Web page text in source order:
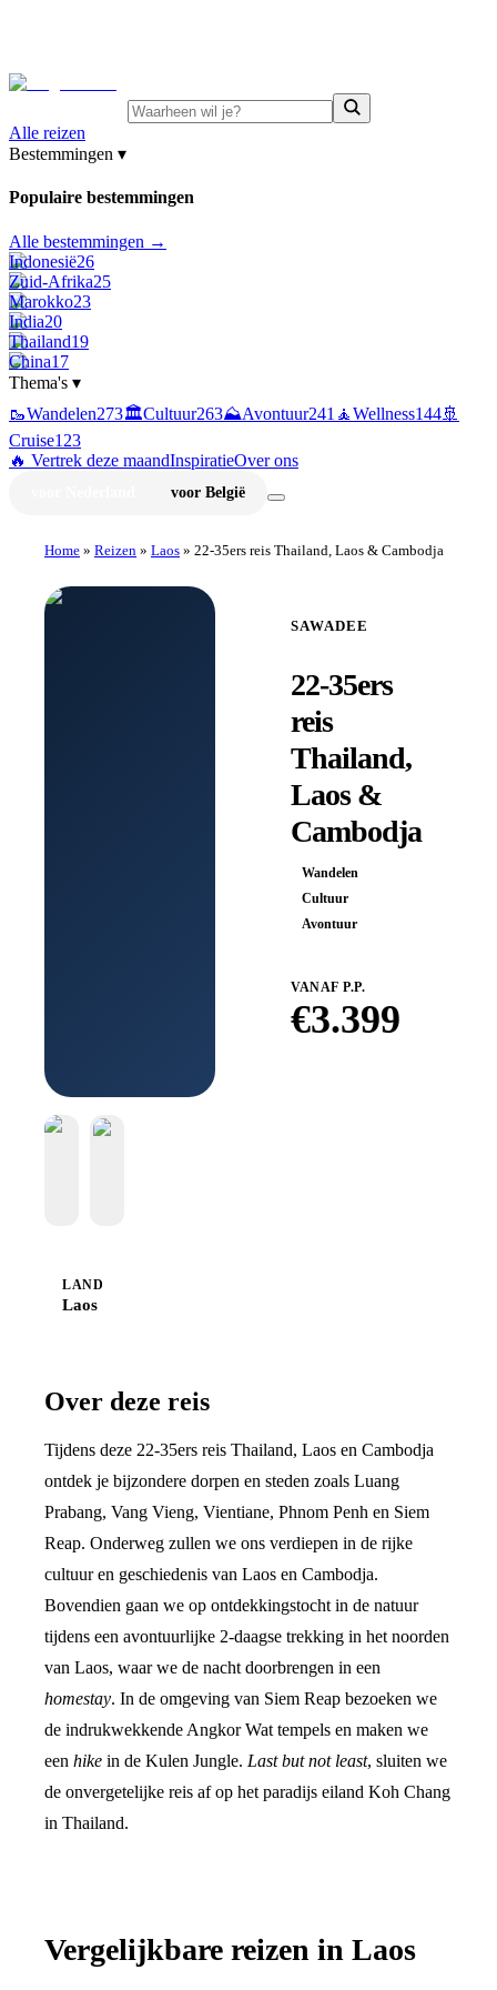
Alle reizen
Bestemmingen ▾
Populaire bestemmingen
Alle bestemmingen →
Indonesië26
Zuid-Afrika25
Marokko23
India20
Thailand19
China17
Thema's ▾
🥾Wandelen273🏛️Cultuur263⛰️Avontuur241 🧘Wellness144🚢
Cruise123
🔥 Vertrek deze maandInspiratieOver ons
voor België
Home » Reizen » Laos » 22-35ers reis Thailand, Laos & Cambodja
SAWADEE
22-35ers
reis
Thailand,
Laos &
Cambodja
Wandelen
Cultuur
Avontuur
VANAF P.P.
€3.399
LAND
Laos
Over deze reis
Tijdens deze 22-35ers reis Thailand, Laos en Cambodja
ontdek je bijzondere dorpen en steden zoals Luang
Prabang, Vang Vieng, Vientiane, Phnom Penh en Siem
Reap. Onderweg zullen we ons verdiepen in de rijke
cultuur en geschiedenis van Laos en Cambodja.
Bovendien gaan we op ontdekkingstocht in de natuur
tijdens een avontuurlijke 2-daagse trekking in het noorden
van Laos, waar we de nacht doorbrengen in een
homestay. In de omgeving van Siem Reap bezoeken we
de indrukwekkende Angkor Wat tempels en maken we
een hike in de Kulen Jungle. Last but not least, sluiten we
de onvergetelijke reis af op het paradijs eiland Koh Chang
in Thailand.
Vergelijkbare reizen in Laos